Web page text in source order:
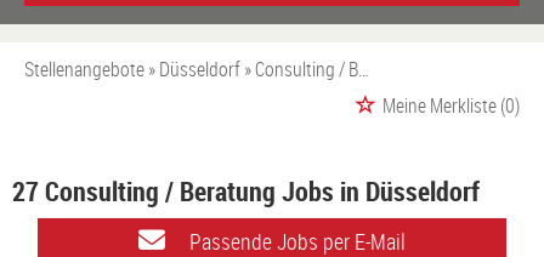
Stellenangebote Düsseldorf Consulting / Beratung
Meine Merkliste(0)
27 Consulting / Beratung Jobs in Düsseldorf
Passende Jobs per E-Mail